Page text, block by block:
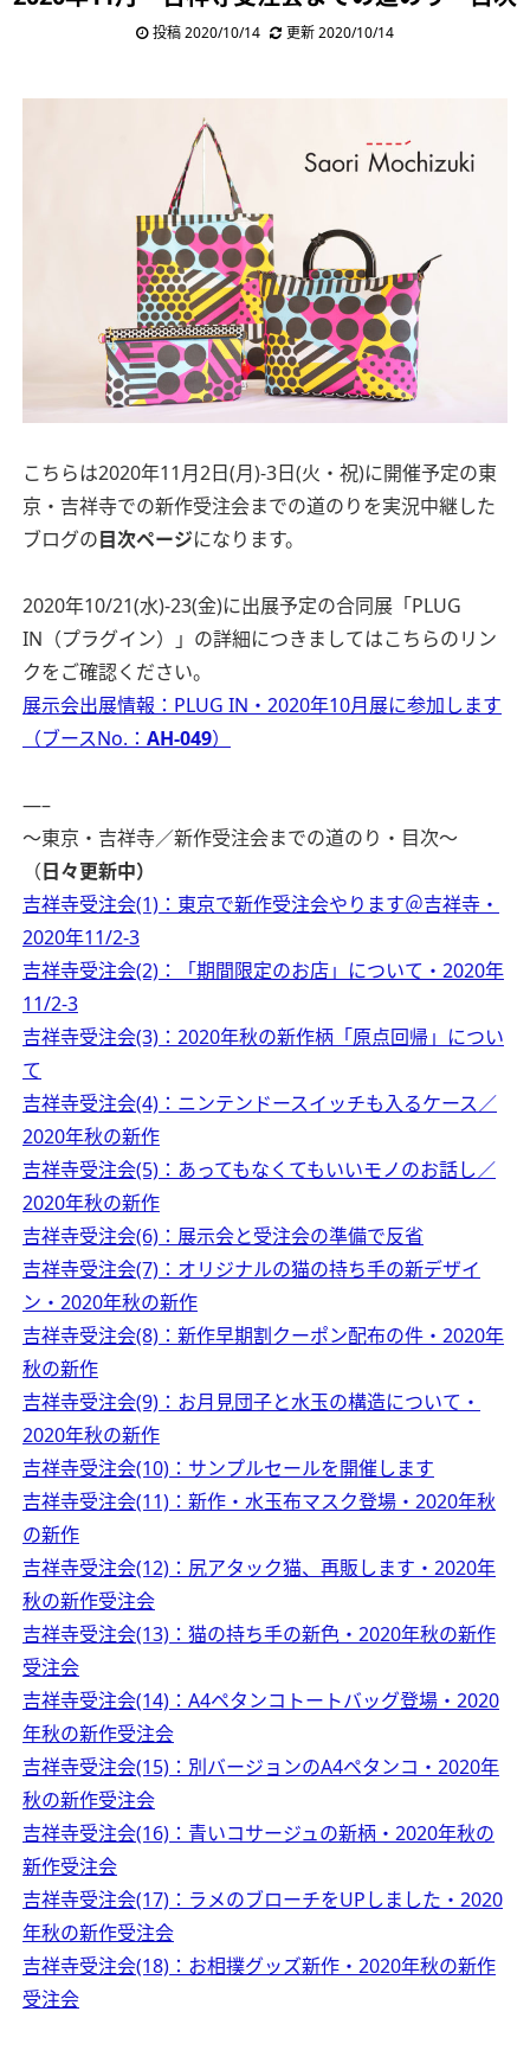
投稿 2020/10/14 更新 2020/10/14
こちらは2020年11月2日(月)-3日(火・祝)に開催予定の東
京・吉祥寺での新作受注会までの道のりを実況中継した
ブログの目次ページになります。
2020年10/21(水)-23(金)に出展予定の合同展「PLUG
IN（プラグイン）」の詳細につきましてはこちらのリン
クをご確認ください。
展示会出展情報：PLUG IN・2020年10月展に参加します
（ブースNo.： AH-049）
—–
〜東京・吉祥寺／新作受注会までの道のり・目次〜
（日々更新中）
吉祥寺受注会(1)：東京で新作受注会やります＠吉祥寺・
2020年11/2-3
吉祥寺受注会(2)：「期間限定のお店」について・2020年
11/2-3
吉祥寺受注会(3)：2020年秋の新作柄「原点回帰」につい
て
吉祥寺受注会(4)：ニンテンドースイッチも入るケース／
2020年秋の新作
吉祥寺受注会(5)：あってもなくてもいいモノのお話し／
2020年秋の新作
吉祥寺受注会(6)：展示会と受注会の準備で反省
吉祥寺受注会(7)：オリジナルの猫の持ち手の新デザイ
ン・2020年秋の新作
吉祥寺受注会(8)：新作早期割クーポン配布の件・2020年
秋の新作
吉祥寺受注会(9)：お月見団子と水玉の構造について・
2020年秋の新作
吉祥寺受注会(10)：サンプルセールを開催します
吉祥寺受注会(11)：新作・水玉布マスク登場・2020年秋
の新作
吉祥寺受注会(12)：尻アタック猫、再販します・2020年
秋の新作受注会
吉祥寺受注会(13)：猫の持ち手の新色・2020年秋の新作
受注会
吉祥寺受注会(14)：A4ペタンコトートバッグ登場・2020
年秋の新作受注会
吉祥寺受注会(15)：別バージョンのA4ペタンコ・2020年
秋の新作受注会
吉祥寺受注会(16)：青いコサージュの新柄・2020年秋の
新作受注会
吉祥寺受注会(17)：ラメのブローチをUPしました・2020
年秋の新作受注会
吉祥寺受注会(18)：お相撲グッズ新作・2020年秋の新作
受注会